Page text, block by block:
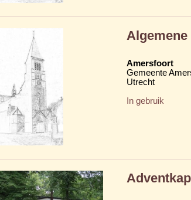
Amersfoort
Gemeente
Utrecht
In gebruik